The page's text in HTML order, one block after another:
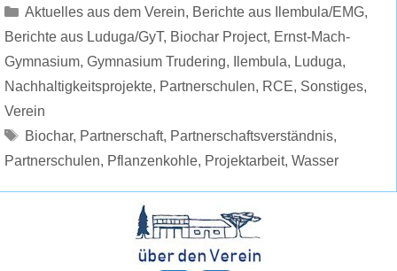
Kategorien
Aktuelles aus dem Verein, Berichte aus Ilembula/EMG,
Berichte aus Luduga/GyT, Biochar Project, Ernst-Mach-
Gymnasium, Gymnasium Trudering, Ilembula, Luduga,
Nachhaltigkeitsprojekte, Partnerschulen, RCE, Sonstiges,
Verein
Schlagwörter
Biochar, Partnerschaft, Partnerschaftsverständnis,
Partnerschulen, Pflanzenkohle, Projektarbeit, Wasser